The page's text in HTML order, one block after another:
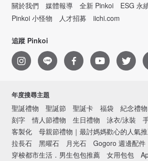
關於我們
媒體報導 全新 Pinkoi
ESG 永
Pinkoi 小怪物
人才招募 iichi.com
追蹤 Pinkoi
年度搜尋主題
聖誕禮物 聖誕節 聖誕卡 福袋 紀念禮物
刻字
情人節禮物 生日禮物 泳衣/泳裝
客製化
母親節禮物｜最討媽媽歡心的人氣
拉長石
黑曜石 月光石
Gogoro 週邊配件
穿梭都市生活．男生包包推薦
女用包包